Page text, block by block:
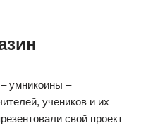
умникоины –
учеников и их
свой проект